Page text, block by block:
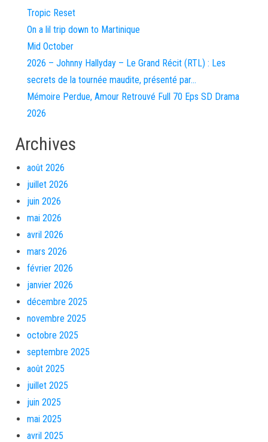
Tropic Reset
On a lil trip down to Martinique
Mid October
2026 – Johnny Hallyday – Le Grand Récit (RTL) : Les
secrets de la tournée maudite, présenté par…
Mémoire Perdue, Amour Retrouvé Full 70 Eps SD Drama
2026
Archives
août 2026
juillet 2026
juin 2026
mai 2026
avril 2026
mars 2026
février 2026
janvier 2026
décembre 2025
novembre 2025
octobre 2025
septembre 2025
août 2025
juillet 2025
juin 2025
mai 2025
avril 2025